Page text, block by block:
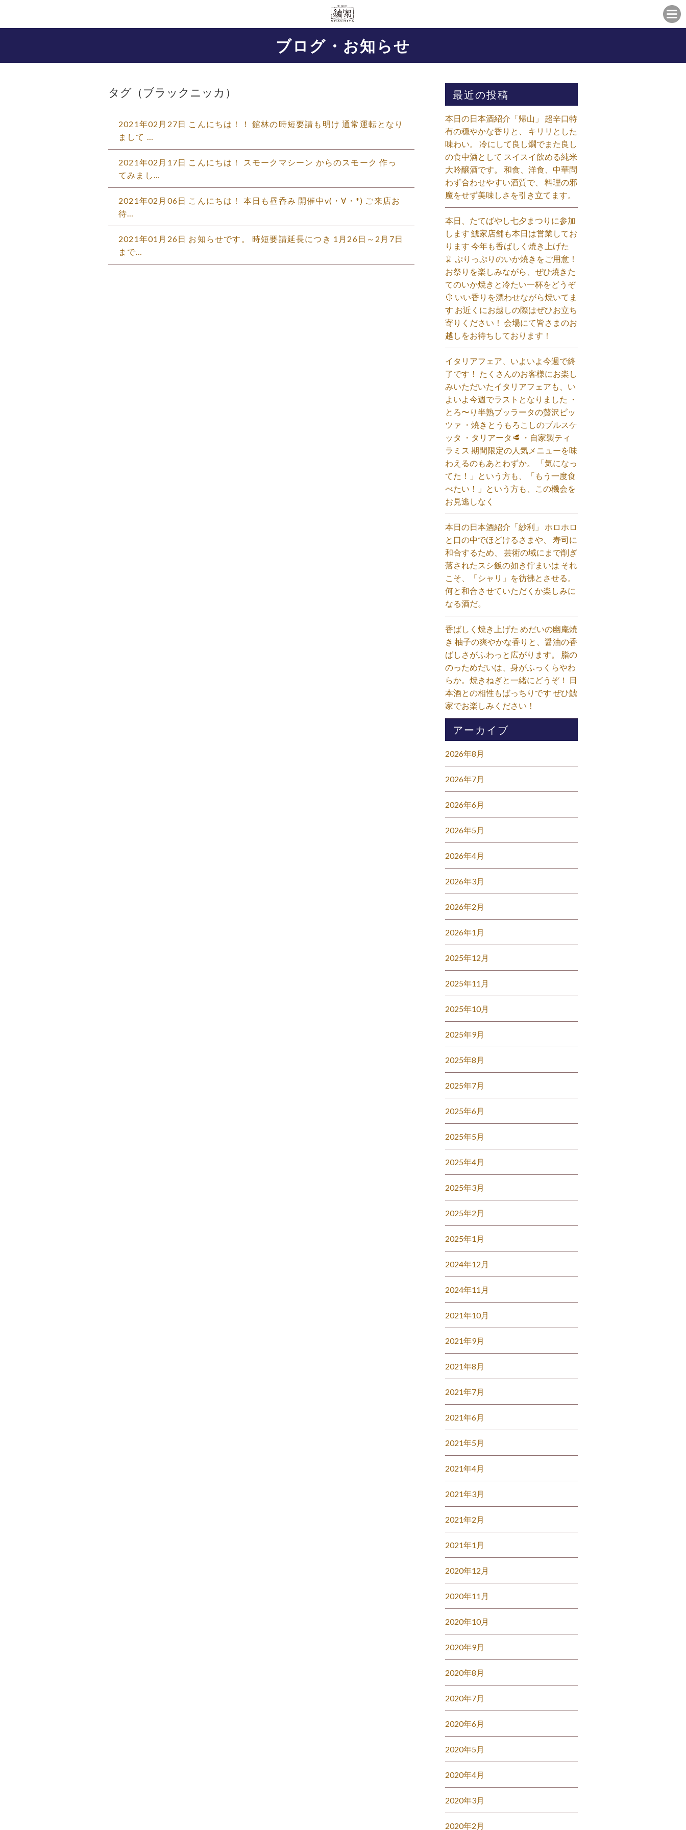
ブログ・お知らせ
タグ（ブラックニッカ）
2021年02月27日 こんにちは！！ 館林の時短要請も明け 通常運転となり
まして …
2021年02月17日 こんにちは！ スモークマシーン からのスモーク 作っ
てみまし…
2021年02月06日 こんにちは！ 本日も昼呑み 開催中v(・∀・*) ご来店お
待…
2021年01月26日 お知らせです。 時短要請延長につき 1月26日～2月7日
まで…
最近の投稿
本日の日本酒紹介「帰山」 超辛口特
有の穏やかな香りと、 キリリとした
味わい。 冷にして良し燗でまた良し
の食中酒として スイスイ飲める純米
大吟醸酒です。 和食、洋食、中華問
わず合わせやすい酒質で、 料理の邪
魔をせず美味しさを引き立てます。
本日、たてばやし七夕まつりに参加
します 鯱家店舗も本日は営業してお
ります️ 今年も香ばしく焼き上げた
🦑 ぷりっぷりのいか焼きをご用意！
お祭りを楽しみながら、ぜひ焼きた
てのいか焼きと冷たい一杯をどうぞ
🍋 いい香りを漂わせながら焼いてま
す お近くにお越しの際はぜひお立ち
寄りください！ 会場にて皆さまのお
越しをお待ちしております！
イタリアフェア、いよいよ今週で終
了です！ たくさんのお客様にお楽し
みいただいたイタリアフェアも、い
よいよ今週でラストとなりました ・
とろ〜り半熟ブッラータの贅沢ピッ
ツァ ・焼きとうもろこしのブルスケ
ッタ ・タリアータ🥩 ・自家製ティ
ラミス 期間限定の人気メニューを味
わえるのもあとわずか。 「気になっ
てた！」という方も、「もう一度食
べたい！」という方も、この機会を
お見逃しなく⁡
本日の日本酒紹介「紗利」 ホロホロ
と口の中でほどけるさまや、 寿司に
和合するため、 芸術の域にまで削ぎ
落されたスシ飯の如き佇まいは それ
こそ、「シャリ」を彷彿とさせる。
何と和合させていただくか楽しみに
なる酒だ。⁡
香ばしく焼き上げた めだいの幽庵焼
き 柚子の爽やかな香りと、醤油の香
ばしさがふわっと広がります。 脂の
のっためだいは、身がふっくらやわ
らか。焼きねぎと一緒にどうぞ！ 日
本酒との相性もばっちりです ぜひ鯱
家でお楽しみください！⁡
アーカイブ
2026年8月
2026年7月
2026年6月
2026年5月
2026年4月
2026年3月
2026年2月
2026年1月
2025年12月
2025年11月
2025年10月
2025年9月
2025年8月
2025年7月
2025年6月
2025年5月
2025年4月
2025年3月
2025年2月
2025年1月
2024年12月
2024年11月
2021年10月
2021年9月
2021年8月
2021年7月
2021年6月
2021年5月
2021年4月
2021年3月
2021年2月
2021年1月
2020年12月
2020年11月
2020年10月
2020年9月
2020年8月
2020年7月
2020年6月
2020年5月
2020年4月
2020年3月
2020年2月